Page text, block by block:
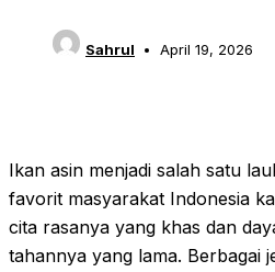
Sahrul April 19, 2026
Ikan asin menjadi salah satu
favorit masyarakat Indonesia
cita rasanya yang khas dan
tahannya yang lama. Berbagai